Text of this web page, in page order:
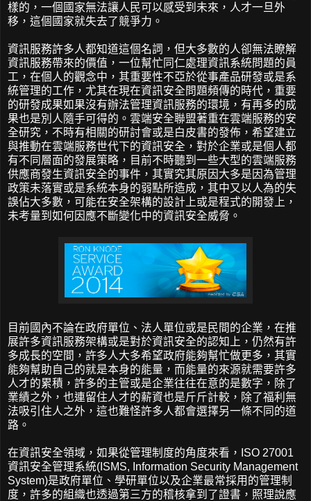
樣的，一個國家無法讓人民可以感受到未來，人才一旦外
移，這個國家就失去了競爭力。
資訊服務許多人都知道這個名詞，但大多數的人卻無法瞭解
資訊服務帶來的價值，一位幫忙同仁處理資訊系統問題的員
工，在個人的觀念中，其重要性不亞於從事產品研發或是系
統管理的工作，尤其在現在資訊安全問題頻傳的時代，重要
的研發成果如果沒有辦法管理資訊服務的環境，有再多的成
果也是別人隨手可得的。雲端安全聯盟著重在雲端服務的安
全研究，不時有相關的研討會或是白皮書的發佈，希望建立
與推動在雲端服務世代下的資訊安全，對於企業或是個人都
有不同層面的發展策略，目前不時聽到一些大型的雲端服務
供應商發生資訊安全的事件，其實究其原因大多是因為管理
政策未落實或是系統本身的弱點所造成，其中又以人為的失
誤佔大多數，可能在安全架構的設計上或是程式的開發上，
未考量到如何因應不斷變化中的資訊安全威脅。
目前國內不論在政府單位、法人單位或是民間的企業，在推
展許多資訊服務架構或是對於資訊安全的認知上，仍然有許
多成長的空間，許多人大多希望政府能夠幫忙做更多，其實
能夠幫助自己的就是本身的能量，而能量的來源就需要許多
人才的累積，許多的主管或是企業往往在意的是數字，除了
業績之外，也連留住人才的薪資也是斤斤計較，除了福利無
法吸引住人之外，這也難怪許多人都會選擇另一條不同的道
路。
在資訊安全領域，如果從管理制度的角度來看，ISO 27001
資訊安全管理系統(ISMS, Information Security Management
System)是政府單位、學研單位以及企業最常採用的管理制
度，許多的組織也透過第三方的稽核拿到了證書，照理說應